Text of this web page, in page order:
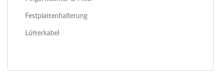
Festplattenhalterung
Lüfterkabel